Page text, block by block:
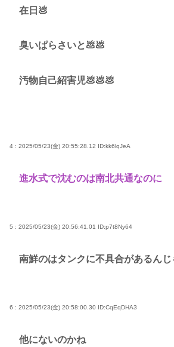
在日💩
臭いぱらさいと💩💩
汚物自己紹害児💩💩💩
4 : 2025/05/23(金) 20:55:28.12 ID:kk6lqJeA
進水式で沈むのは南北共通なのに
5 : 2025/05/23(金) 20:56:41.01 ID:p7t8Ny64
南鮮のはタンクに不具合があるんじ
6 : 2025/05/23(金) 20:58:00.30 ID:CqEqDHA3
他にないのかね